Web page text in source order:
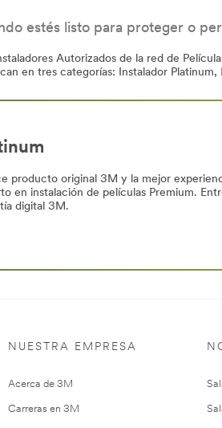
estés listo para proteger o
Autorizados de la red de
en tres categorías: Instalador Platinum,
producto original 3M y la mejor
en instalación de películas Premium.
digital 3M.
NUESTRA EMPRESA
Acerca de 3M
Carreras en 3M